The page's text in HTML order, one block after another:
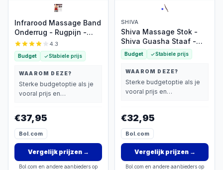
Infrarood Massage Band
Onderrug - Rugpijn -
Spieren & Gewrichten -
Pijnverlichting -
Warmteband - Elektrisch
Rug Massage Apparaat
4.3
Budget Stabiele prijs
WAAROM DEZE?
Sterke budgetoptie als je
vooral prijs en
€37,95
Bol.com
Vergelijk prijzen→
Bol.com en andere aanbieders op
SHIVA
Shiva Massage Stok -
Shiva Guasha Staaf -
Shiva Gua Sha Houten
Staaf - Cellulitis -
RugMassage - Massage
Apparaat -
Rug/Nek/Schouder/Buik/
- Massage Stok Hout -
Stuk - Gua Sha Massage
Stick
Budget Stabiele prijs
WAAROM DEZE?
Sterke budgetoptie als je
vooral prijs en
€32,95
Bol.com
Vergelijk prijzen→
Bol.com en andere aanbieders op